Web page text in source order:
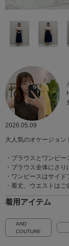
2026.05.09
大人気のオケージョン
・ブラウスとワンピ
・ブラウス全体にさ
・ワンピースはサイ
・着丈、ウエストはご
着用アイテム
AND
COUTURE